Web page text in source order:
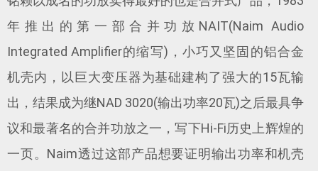
年推出的第一部合并功放NAIT(Naim Audio
Integrated Amplifier的缩写)，小巧又坚固的铝合金
机壳内，以巨大变压器为基础建构了强大的15瓦输
出，结果成为继NAD 3020(输出功率20瓦)之后最具争
议和最著名的合并功放之一，写下Hi-Fi历史上辉煌的
一页。Naim透过这部产品想要证明输出功率和机壳